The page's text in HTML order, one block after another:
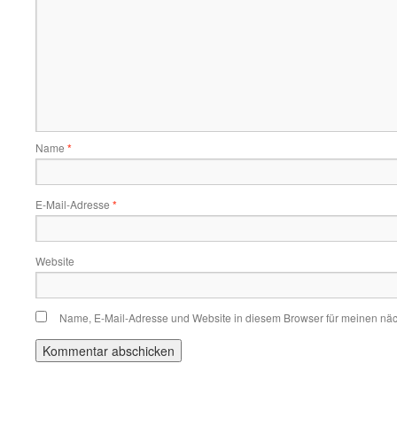
Name *
E-Mail-Adresse *
Website
Name, E-Mail-Adresse und Website in diesem Browser für meinen